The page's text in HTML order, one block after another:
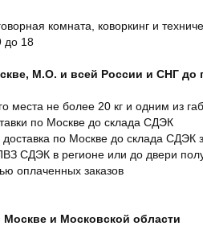
комната, коворкинг и
до 18
М.О. и всей России и СНГ до
места не более 20 кг и одним из
по Москве до склада СДЭК
по Москве до склада СДЭК
СДЭК в регионе или до двери
оплаченных заказов
и Московской области